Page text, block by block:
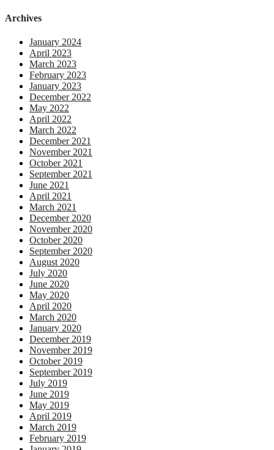
Archives
January 2024
April 2023
March 2023
February 2023
January 2023
December 2022
May 2022
April 2022
March 2022
December 2021
November 2021
October 2021
September 2021
June 2021
April 2021
March 2021
December 2020
November 2020
October 2020
September 2020
August 2020
July 2020
June 2020
May 2020
April 2020
March 2020
January 2020
December 2019
November 2019
October 2019
September 2019
July 2019
June 2019
May 2019
April 2019
March 2019
February 2019